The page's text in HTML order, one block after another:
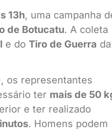
13h, uma campanha
de Botucatu. A coleta
e do Tiro de Guerra da
os representantes
ter mais de 50
e ter realizado
. Homens podem